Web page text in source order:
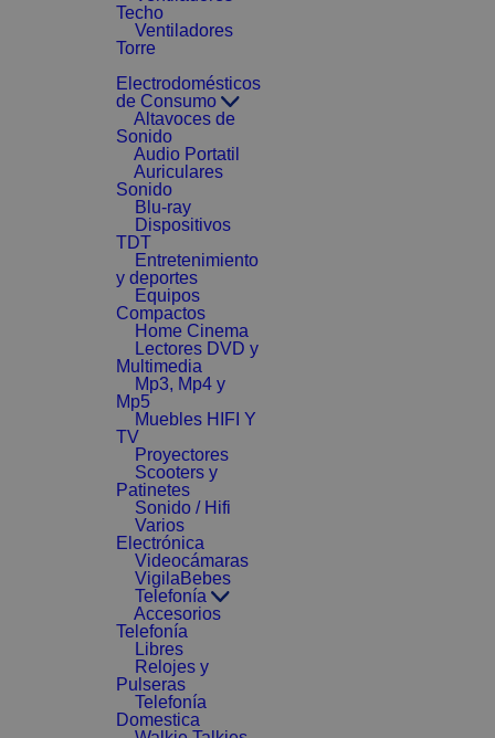
Techo
Ventiladores
Torre
Electrodomésticos
de Consumo
Altavoces de
Sonido
Audio Portatil
Auriculares
Sonido
Blu-ray
Dispositivos
TDT
Entretenimiento
y deportes
Equipos
Compactos
Home Cinema
Lectores DVD y
Multimedia
Mp3, Mp4 y
Mp5
Muebles HIFI Y
TV
Proyectores
Scooters y
Patinetes
Sonido / Hifi
Varios
Electrónica
Videocámaras
VigilaBebes
Telefonía
Accesorios
Telefonía
Libres
Relojes y
Pulseras
Telefonía
Domestica